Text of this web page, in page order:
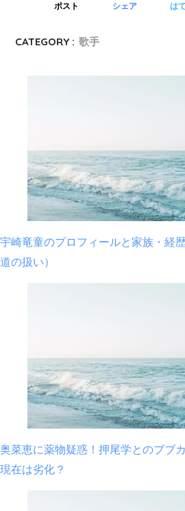
ポスト シェア は
CATEGORY : 歌手
宇崎竜童のプロフィールと家族・経
道の扱い）
奥菜恵に薬物疑惑！押尾学とのブブ
現在は劣化？